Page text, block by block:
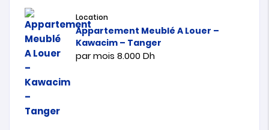
Location
Appartement Meublé A Louer –
Kawacim – Tanger
par mois 8.000 Dh